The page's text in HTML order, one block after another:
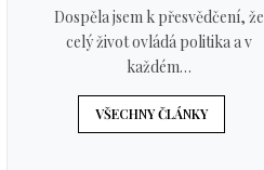
Dospěla jsem k přesvědčení, že
celý život ovládá politika a v
každém…
VŠECHNY ČLÁNKY